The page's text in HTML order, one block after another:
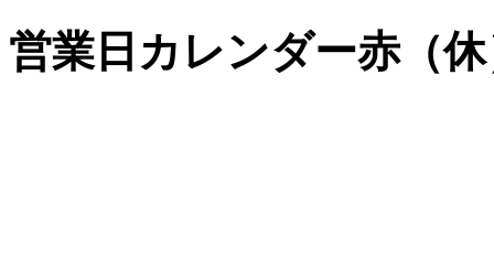
営業日カレンダー赤（